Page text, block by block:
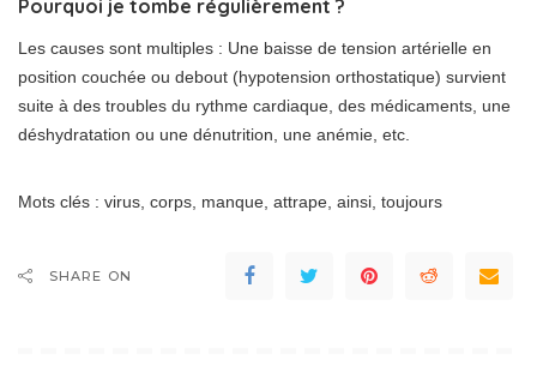
Pourquoi je tombe régulièrement ?
Les causes sont multiples : Une baisse de tension artérielle en
position couchée ou debout (hypotension orthostatique) survient
suite à des troubles du rythme cardiaque, des médicaments, une
déshydratation ou une dénutrition, une anémie, etc.
Mots clés : virus, corps, manque, attrape, ainsi, toujours
SHARE ON